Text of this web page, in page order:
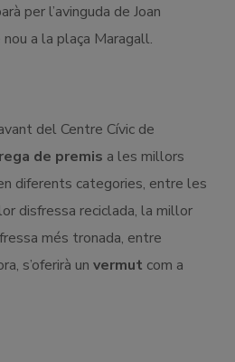
per l’avinguda de Joan
a la plaça Maragall.
del Centre Cívic de
de premis a les millors
diferents categories, entre les
disfressa reciclada, la millor
més tronada, entre
s’oferirà unvermut com a